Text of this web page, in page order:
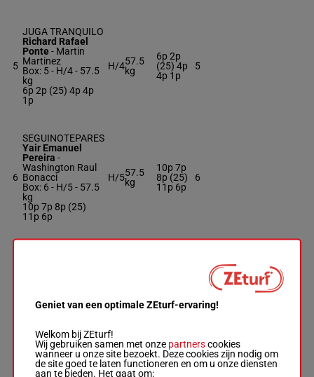
5
JUGA TRANQUILO
Richard Rafael
Ponte- Martin
Martinez
Box: 5 - H/4 - 57.5
kg
6p 2p (25) 4p 4p
1p
H/457.5
kg
6p 2p
(25) 4p
4p 1p
5
6
SEGUINOTEPARES
Yair Emanuel
Pereira -
Washington Raul
Bonacci
Box: 6 - H/5 - 57.5
kg
10p 7p 8p (25)
11p 6p
H/557.5
kg
10p 7p
8p (25)
11p 6p
6
NAIRO MP
Carlos Andres
Romero-Jose
Geniet van een optimale ZEturf-ervaring!
Welkom bij ZEturf!
Wij gebruiken samen met onze partnerscookies
wanneer u onze site bezoekt. Deze cookies zijn nodig om
de site goed te laten functioneren en om u onze diensten
aan te bieden. Het gaat om: